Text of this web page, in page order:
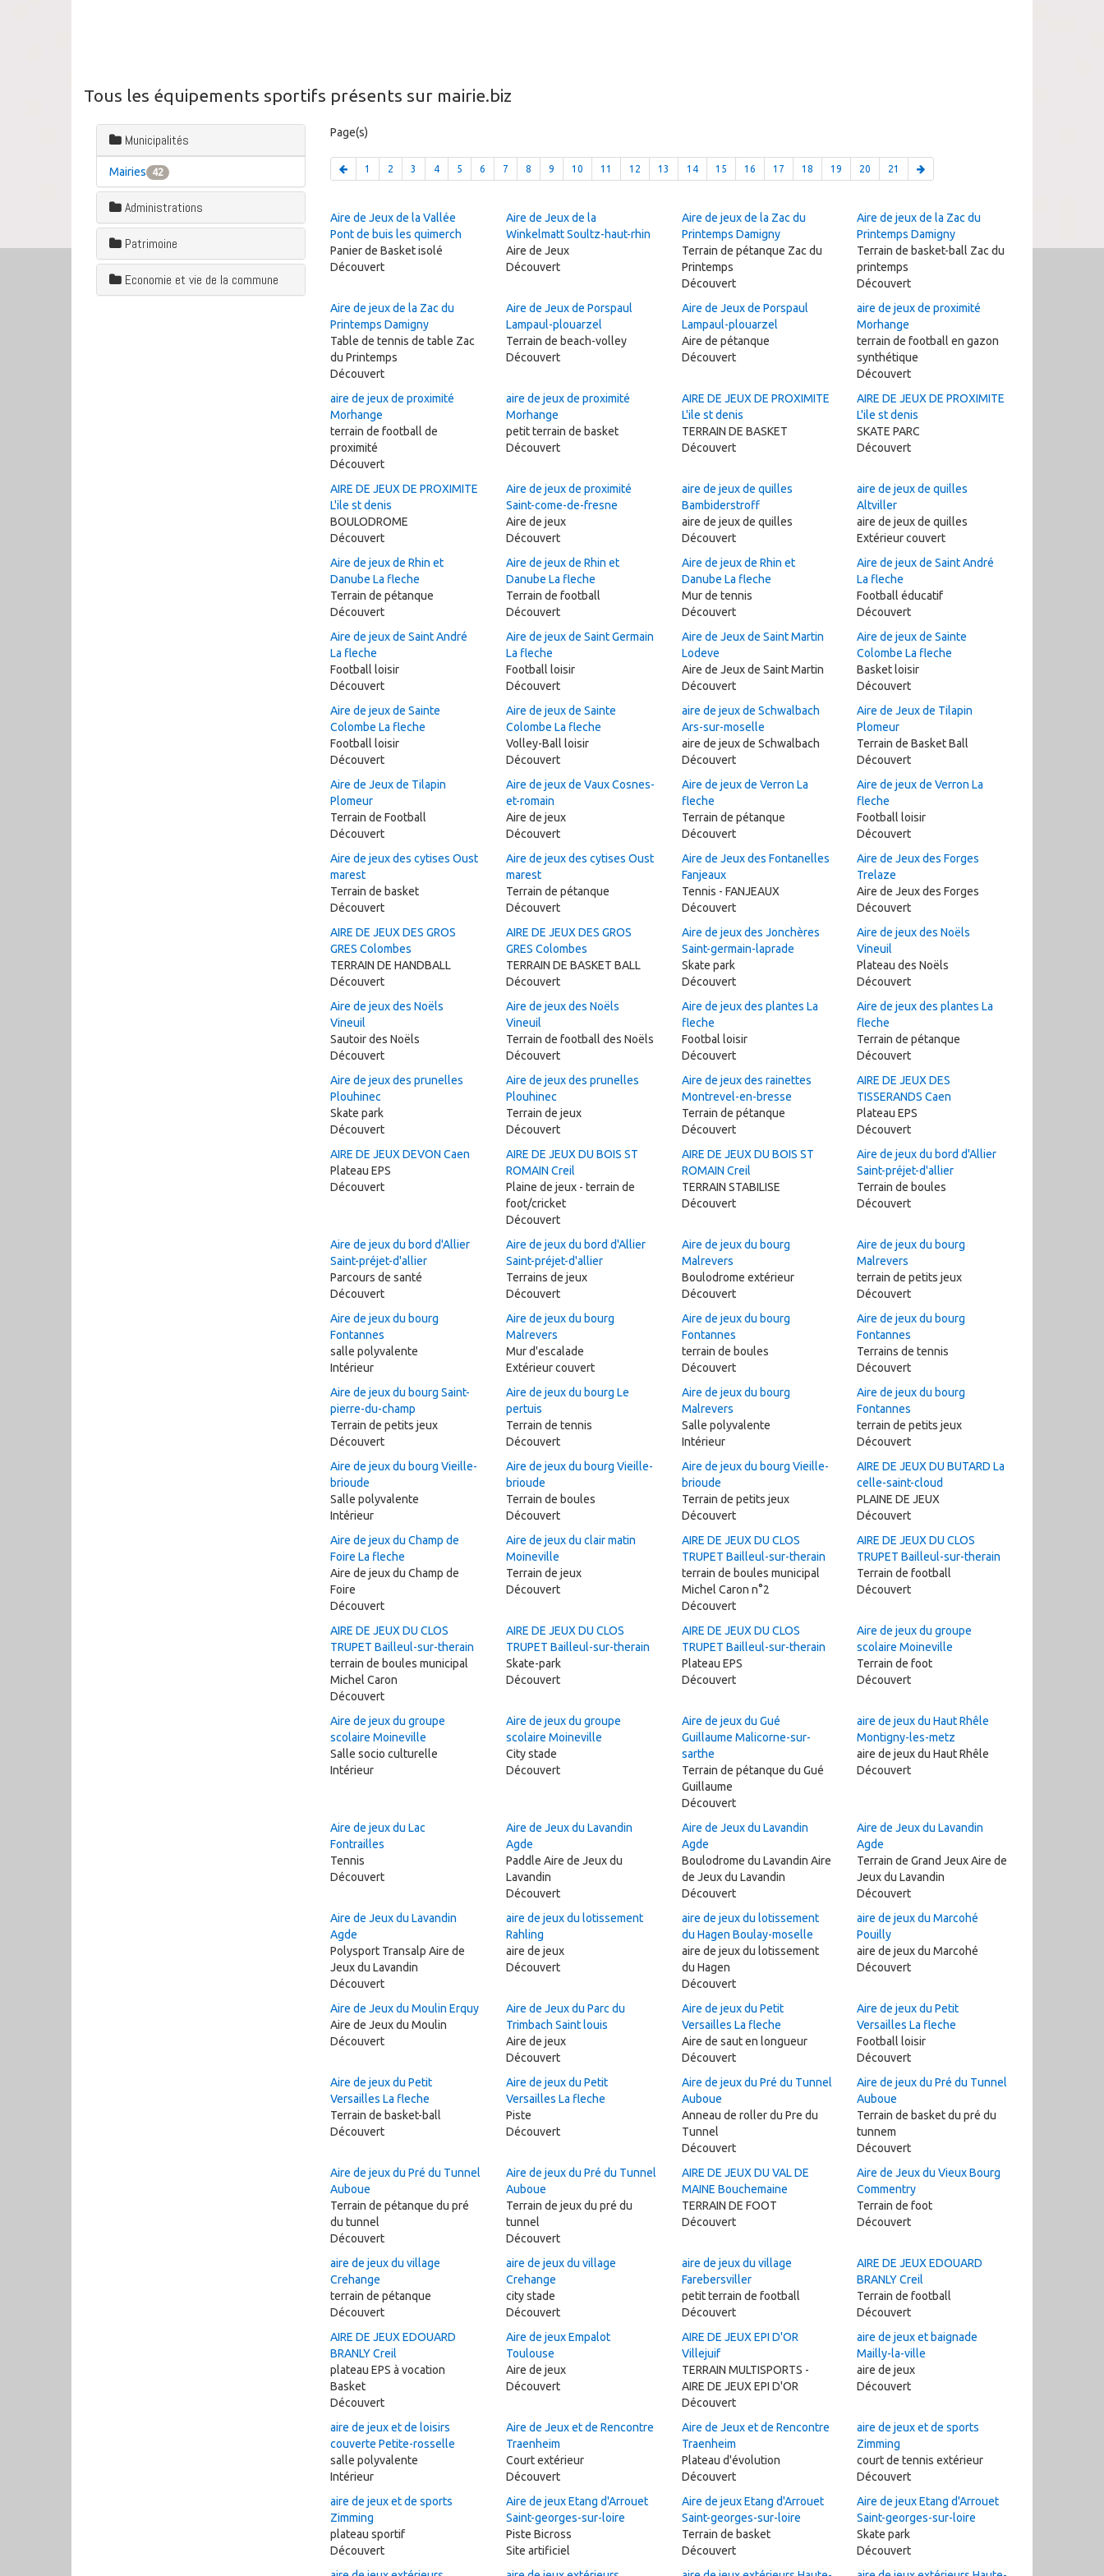
Tous les équipements sportifs présents sur mairie.biz
Municipalités
Mairies 42
Administrations
Patrimoine
Economie et vie de la commune
Page(s)
1 2 3 4 5 6 7 8 9 10 11 12 13 14 15 16 17 18 19 20 21
Aire de Jeux de la Vallée
Pont de buis les quimerch
Panier de Basket isolé
Découvert
Aire de Jeux de la
Winkelmatt Soultz-haut-rhin
Aire de Jeux
Découvert
Aire de jeux de la Zac du
Printemps Damigny
Terrain de pétanque Zac du
Printemps
Découvert
Aire de jeux de la Zac du
Printemps Damigny
Terrain de basket-ball Zac du
printemps
Découvert
Aire de jeux de la Zac du
Printemps Damigny
Table de tennis de table Zac
du Printemps
Découvert
Aire de Jeux de Porspaul
Lampaul-plouarzel
Terrain de beach-volley
Découvert
Aire de Jeux de Porspaul
Lampaul-plouarzel
Aire de pétanque
Découvert
aire de jeux de proximité
Morhange
terrain de football en gazon
synthétique
Découvert
aire de jeux de proximité
Morhange
terrain de football de
proximité
Découvert
aire de jeux de proximité
Morhange
petit terrain de basket
Découvert
AIRE DE JEUX DE PROXIMITE
L'ile st denis
TERRAIN DE BASKET
Découvert
AIRE DE JEUX DE PROXIMITE
L'ile st denis
SKATE PARC
Découvert
AIRE DE JEUX DE PROXIMITE
L'ile st denis
BOULODROME
Découvert
Aire de jeux de proximité
Saint-come-de-fresne
Aire de jeux
Découvert
aire de jeux de quilles
Bambiderstroff
aire de jeux de quilles
Découvert
aire de jeux de quilles
Altviller
aire de jeux de quilles
Extérieur couvert
Aire de jeux de Rhin et
Danube La fleche
Terrain de pétanque
Découvert
Aire de jeux de Rhin et
Danube La fleche
Terrain de football
Découvert
Aire de jeux de Rhin et
Danube La fleche
Mur de tennis
Découvert
Aire de jeux de Saint André
La fleche
Football éducatif
Découvert
Aire de jeux de Saint André
La fleche
Football loisir
Découvert
Aire de jeux de Saint Germain
La fleche
Football loisir
Découvert
Aire de Jeux de Saint Martin
Lodeve
Aire de Jeux de Saint Martin
Découvert
Aire de jeux de Sainte
Colombe La fleche
Basket loisir
Découvert
Aire de jeux de Sainte
Colombe La fleche
Football loisir
Découvert
Aire de jeux de Sainte
Colombe La fleche
Volley-Ball loisir
Découvert
aire de jeux de Schwalbach
Ars-sur-moselle
aire de jeux de Schwalbach
Découvert
Aire de Jeux de Tilapin
Plomeur
Terrain de Basket Ball
Découvert
Aire de Jeux de Tilapin
Plomeur
Terrain de Football
Découvert
Aire de jeux de Vaux Cosnes-
et-romain
Aire de jeux
Découvert
Aire de jeux de Verron La
fleche
Terrain de pétanque
Découvert
Aire de jeux de Verron La
fleche
Football loisir
Découvert
Aire de jeux des cytises Oust
marest
Terrain de basket
Découvert
Aire de jeux des cytises Oust
marest
Terrain de pétanque
Découvert
Aire de Jeux des Fontanelles
Fanjeaux
Tennis - FANJEAUX
Découvert
Aire de Jeux des Forges
Trelaze
Aire de Jeux des Forges
Découvert
AIRE DE JEUX DES GROS
GRES Colombes
TERRAIN DE HANDBALL
Découvert
AIRE DE JEUX DES GROS
GRES Colombes
TERRAIN DE BASKET BALL
Découvert
Aire de jeux des Jonchères
Saint-germain-laprade
Skate park
Découvert
Aire de jeux des Noëls
Vineuil
Plateau des Noëls
Découvert
Aire de jeux des Noëls
Vineuil
Sautoir des Noëls
Découvert
Aire de jeux des Noëls
Vineuil
Terrain de football des Noëls
Découvert
Aire de jeux des plantes La
fleche
Footbal loisir
Découvert
Aire de jeux des plantes La
fleche
Terrain de pétanque
Découvert
Aire de jeux des prunelles
Plouhinec
Skate park
Découvert
Aire de jeux des prunelles
Plouhinec
Terrain de jeux
Découvert
Aire de jeux des rainettes
Montrevel-en-bresse
Terrain de pétanque
Découvert
AIRE DE JEUX DES
TISSERANDS Caen
Plateau EPS
Découvert
AIRE DE JEUX DEVON Caen
Plateau EPS
Découvert
AIRE DE JEUX DU BOIS ST
ROMAIN Creil
Plaine de jeux - terrain de
foot/cricket
Découvert
AIRE DE JEUX DU BOIS ST
ROMAIN Creil
TERRAIN STABILISE
Découvert
Aire de jeux du bord d'Allier
Saint-préjet-d'allier
Terrain de boules
Découvert
Aire de jeux du bord d'Allier
Saint-préjet-d'allier
Parcours de santé
Découvert
Aire de jeux du bord d'Allier
Saint-préjet-d'allier
Terrains de jeux
Découvert
Aire de jeux du bourg
Malrevers
Boulodrome extérieur
Découvert
Aire de jeux du bourg
Malrevers
terrain de petits jeux
Découvert
Aire de jeux du bourg
Fontannes
salle polyvalente
Intérieur
Aire de jeux du bourg
Malrevers
Mur d'escalade
Extérieur couvert
Aire de jeux du bourg
Fontannes
terrain de boules
Découvert
Aire de jeux du bourg
Fontannes
Terrains de tennis
Découvert
Aire de jeux du bourg Saint-
pierre-du-champ
Terrain de petits jeux
Découvert
Aire de jeux du bourg Le
pertuis
Terrain de tennis
Découvert
Aire de jeux du bourg
Malrevers
Salle polyvalente
Intérieur
Aire de jeux du bourg
Fontannes
terrain de petits jeux
Découvert
Aire de jeux du bourg Vieille-
brioude
Salle polyvalente
Intérieur
Aire de jeux du bourg Vieille-
brioude
Terrain de boules
Découvert
Aire de jeux du bourg Vieille-
brioude
Terrain de petits jeux
Découvert
AIRE DE JEUX DU BUTARD La
celle-saint-cloud
PLAINE DE JEUX
Découvert
Aire de jeux du Champ de
Foire La fleche
Aire de jeux du Champ de
Foire
Découvert
Aire de jeux du clair matin
Moineville
Terrain de jeux
Découvert
AIRE DE JEUX DU CLOS
TRUPET Bailleul-sur-therain
terrain de boules municipal
Michel Caron n°2
Découvert
AIRE DE JEUX DU CLOS
TRUPET Bailleul-sur-therain
Terrain de football
Découvert
AIRE DE JEUX DU CLOS
TRUPET Bailleul-sur-therain
terrain de boules municipal
Michel Caron
Découvert
AIRE DE JEUX DU CLOS
TRUPET Bailleul-sur-therain
Skate-park
Découvert
AIRE DE JEUX DU CLOS
TRUPET Bailleul-sur-therain
Plateau EPS
Découvert
Aire de jeux du groupe
scolaire Moineville
Terrain de foot
Découvert
Aire de jeux du groupe
scolaire Moineville
Salle socio culturelle
Intérieur
Aire de jeux du groupe
scolaire Moineville
City stade
Découvert
Aire de jeux du Gué
Guillaume Malicorne-sur-
sarthe
Terrain de pétanque du Gué
Guillaume
Découvert
aire de jeux du Haut Rhêle
Montigny-les-metz
aire de jeux du Haut Rhêle
Découvert
Aire de jeux du Lac
Fontrailles
Tennis
Découvert
Aire de Jeux du Lavandin
Agde
Paddle Aire de Jeux du
Lavandin
Découvert
Aire de Jeux du Lavandin
Agde
Boulodrome du Lavandin Aire
de Jeux du Lavandin
Découvert
Aire de Jeux du Lavandin
Agde
Terrain de Grand Jeux Aire de
Jeux du Lavandin
Découvert
Aire de Jeux du Lavandin
Agde
Polysport Transalp Aire de
Jeux du Lavandin
Découvert
aire de jeux du lotissement
Rahling
aire de jeux
Découvert
aire de jeux du lotissement
du Hagen Boulay-moselle
aire de jeux du lotissement
du Hagen
Découvert
aire de jeux du Marcohé
Pouilly
aire de jeux du Marcohé
Découvert
Aire de Jeux du Moulin Erquy
Aire de Jeux du Moulin
Découvert
Aire de Jeux du Parc du
Trimbach Saint louis
Aire de jeux
Découvert
Aire de jeux du Petit
Versailles La fleche
Aire de saut en longueur
Découvert
Aire de jeux du Petit
Versailles La fleche
Football loisir
Découvert
Aire de jeux du Petit
Versailles La fleche
Terrain de basket-ball
Découvert
Aire de jeux du Petit
Versailles La fleche
Piste
Découvert
Aire de jeux du Pré du Tunnel
Auboue
Anneau de roller du Pre du
Tunnel
Découvert
Aire de jeux du Pré du Tunnel
Auboue
Terrain de basket du pré du
tunnem
Découvert
Aire de jeux du Pré du Tunnel
Auboue
Terrain de pétanque du pré
du tunnel
Découvert
Aire de jeux du Pré du Tunnel
Auboue
Terrain de jeux du pré du
tunnel
Découvert
AIRE DE JEUX DU VAL DE
MAINE Bouchemaine
TERRAIN DE FOOT
Découvert
Aire de Jeux du Vieux Bourg
Commentry
Terrain de foot
Découvert
aire de jeux du village
Crehange
terrain de pétanque
Découvert
aire de jeux du village
Crehange
city stade
Découvert
aire de jeux du village
Farebersviller
petit terrain de football
Découvert
AIRE DE JEUX EDOUARD
BRANLY Creil
Terrain de football
Découvert
AIRE DE JEUX EDOUARD
BRANLY Creil
plateau EPS à vocation
Basket
Découvert
Aire de jeux Empalot
Toulouse
Aire de jeux
Découvert
AIRE DE JEUX EPI D'OR
Villejuif
TERRAIN MULTISPORTS -
AIRE DE JEUX EPI D'OR
Découvert
aire de jeux et baignade
Mailly-la-ville
aire de jeux
Découvert
aire de jeux et de loisirs
couverte Petite-rosselle
salle polyvalente
Intérieur
Aire de Jeux et de Rencontre
Traenheim
Court extérieur
Découvert
Aire de Jeux et de Rencontre
Traenheim
Plateau d'évolution
Découvert
aire de jeux et de sports
Zimming
court de tennis extérieur
Découvert
aire de jeux et de sports
Zimming
plateau sportif
Découvert
Aire de jeux Etang d'Arrouet
Saint-georges-sur-loire
Piste Bicross
Site artificiel
Aire de jeux Etang d'Arrouet
Saint-georges-sur-loire
Terrain de basket
Découvert
Aire de jeux Etang d'Arrouet
Saint-georges-sur-loire
Skate park
Découvert